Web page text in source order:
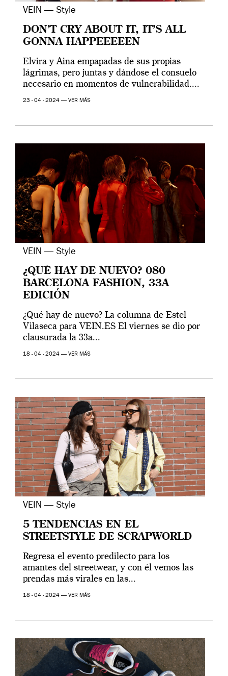
VEIN — Style
DON’T CRY ABOUT IT, IT’S ALL
GONNA HAPPEEEEEN
Elvira y Aina empapadas de sus propias
lágrimas, pero juntas y dándose el consuelo
necesario en momentos de vulnerabilidad....
23 - 04 - 2024 — VER MÁS
VEIN — Style
¿QUÉ HAY DE NUEVO? 080
BARCELONA FASHION, 33A
EDICIÓN
¿Qué hay de nuevo? La columna de Estel
Vilaseca para VEIN.ES El viernes se dio por
clausurada la 33a...
18 - 04 - 2024 — VER MÁS
VEIN — Style
5 TENDENCIAS EN EL
STREETSTYLE DE SCRAPWORLD
Regresa el evento predilecto para los
amantes del streetwear, y con él vemos las
prendas más virales en las...
18 - 04 - 2024 — VER MÁS